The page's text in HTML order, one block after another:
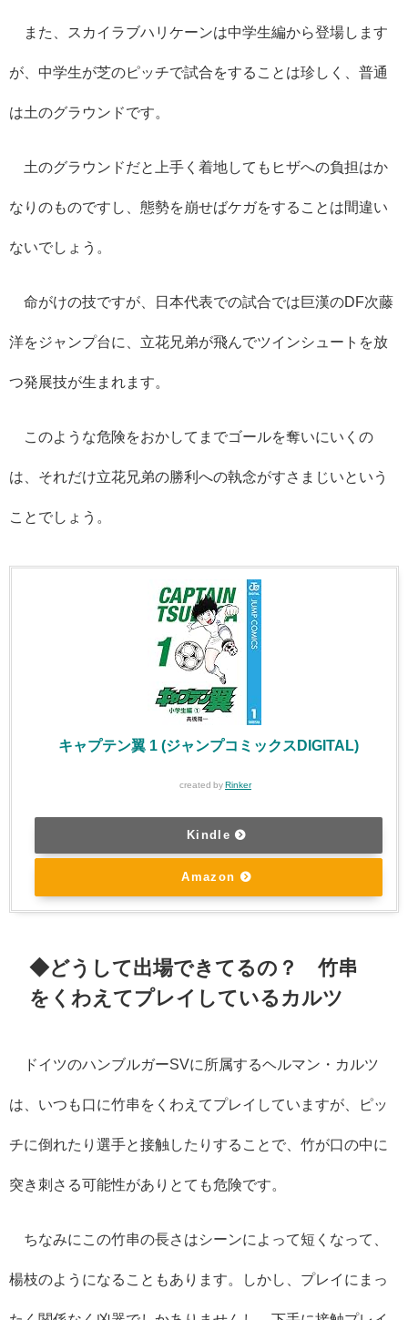
また、スカイラブハリケーンは中学生編から登場します
が、中学生が芝のピッチで試合をすることは珍しく、普通
は土のグラウンドです。
土のグラウンドだと上手く着地してもヒザへの負担はか
なりのものですし、態勢を崩せばケガをすることは間違い
ないでしょう。
命がけの技ですが、日本代表での試合では巨漢のDF次藤
洋をジャンプ台に、立花兄弟が飛んでツインシュートを放
つ発展技が生まれます。
このような危険をおかしてまでゴールを奪いにいくの
は、それだけ立花兄弟の勝利への執念がすさまじいという
ことでしょう。
キャプテン翼 1 (ジャンプコミックスDIGITAL)
created by Rinker
Kindle
Amazon
◆どうして出場できてるの？ 竹串
をくわえてプレイしているカルツ
ドイツのハンブルガーSVに所属するヘルマン・カルツ
は、いつも口に竹串をくわえてプレイしていますが、ピッ
チに倒れたり選手と接触したりすることで、竹が口の中に
突き刺さる可能性がありとても危険です。
ちなみにこの竹串の長さはシーンによって短くなって、
楊枝のようになることもあります。しかし、プレイにまっ